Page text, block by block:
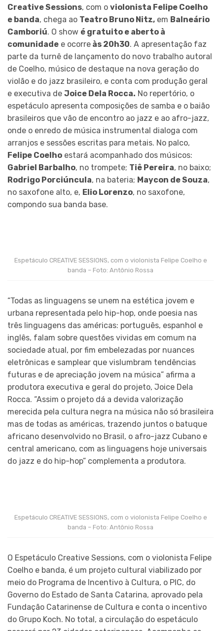
Creative Sessions, com o violonista Felipe Coelho
e banda, chega ao Teatro Bruno Nitz, em Balneário
Camboriú. O show é gratuito e aberto à
comunidade e ocorre às 20h30. A apresentação faz
parte da turnê de lançamento do novo trabalho autoral
de Coelho, músico de destaque na nova geração do
violão e do jazz brasileiro, e conta com produção geral
e executiva de Joice Dela Rocca. No repertório, o
espetáculo apresenta composições de samba e o baião
brasileiros que vão de encontro ao jazz e ao afro-jazz,
onde o enredo de música instrumental dialoga com
arranjos e sessões escritas para metais. No palco,
Felipe Coelho estará acompanhado dos músicos:
Gabriel Barbalho, no trompete; Tiê Pereira, no baixo;
Rodrigo Porciúncula, na bateria; Maycon de Souza,
no saxofone alto, e, Elio Lorenzo, no saxofone,
compondo sua banda base.
Espetáculo CREATIVE SESSIONS, com o violonista Felipe Coelho e
banda – Foto: Antônio Rossa
“Todas as linguagens se unem na estética jovem e
urbana representada pelo hip-hop, onde poesia nas
três linguagens das américas: português, espanhol e
inglês, falam sobre questões vividas em comum na
sociedade atual, por fim embelezadas por nuances
eletrônicas e samplear que vislumbram tendências
futuras e de apreciação jovem na música” afirma a
produtora executiva e geral do projeto, Joice Dela
Rocca. “Assim o projeto dá a devida valorização
merecida pela cultura negra na música não só brasileira
mas de todas as américas, trazendo juntos o batuque
africano desenvolvido no Brasil, o afro-jazz Cubano e
central americano, com as linguagens hoje universais
do jazz e do hip-hop” complementa a produtora.
Espetáculo CREATIVE SESSIONS, com o violonista Felipe Coelho e
banda – Foto: Antônio Rossa
O Espetáculo Creative Sessions, com o violonista Felipe
Coelho e banda, é um projeto cultural viabilizado por
meio do Programa de Incentivo à Cultura, o PIC, do
Governo do Estado de Santa Catarina, aprovado pela
Fundação Catarinense de Cultura e conta o incentivo
do Grupo Koch. No total, a circulação do espetáculo